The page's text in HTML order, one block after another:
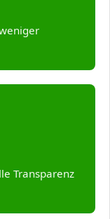
Transparenz